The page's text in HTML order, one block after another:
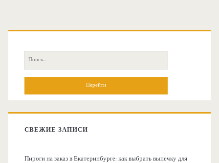
О
П
о
:
СВЕЖИЕ ЗАПИСИ
Пироги на заказ в Екатеринбурге: как выбрать выпечку для